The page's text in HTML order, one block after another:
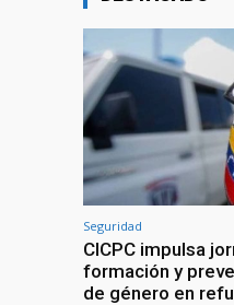
Seguridad
CICPC impulsa
formación y
de género en